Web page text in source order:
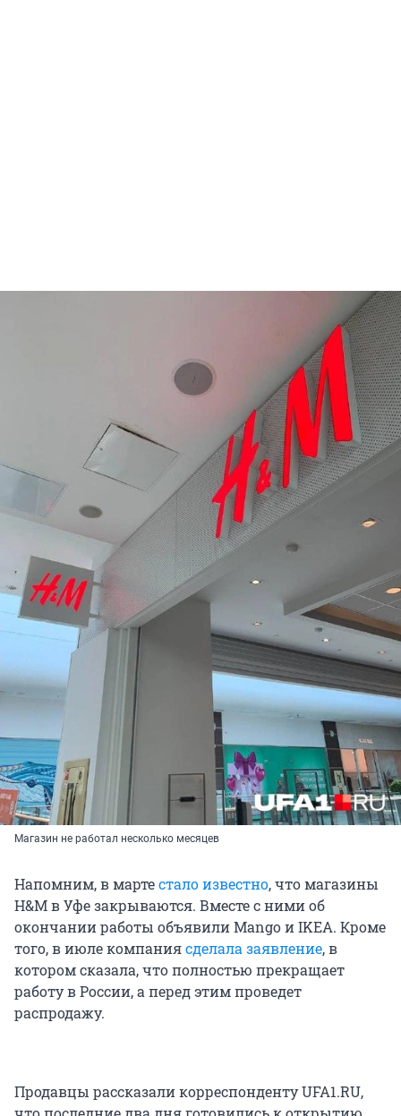
Магазин не работал несколько месяцев
Напомним, в мартестало известно, что магазины
H&M в Уфе закрываются. Вместе с ними об
окончании работы объявили Mango и IKEA. Кроме
того, в июле компаниясделала заявление, в
котором сказала, что полностью прекращает
работу в России, а перед этим проведет
распродажу.
Продавцы рассказали корреспонденту UFA1.RU,